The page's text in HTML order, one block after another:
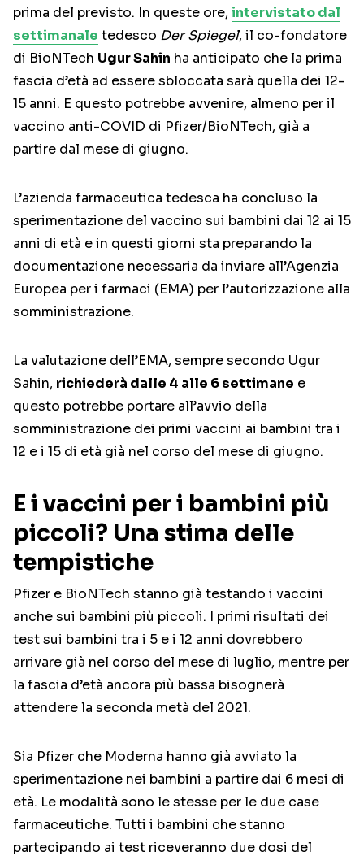
prima del previsto. In queste ore, intervistato dal
settimanale tedesco Der Spiegel, il co-fondatore
di BioNTech Ugur Sahin ha anticipato che la prima
fascia d’età ad essere sbloccata sarà quella dei 12-
15 anni. E questo potrebbe avvenire, almeno per il
vaccino anti-COVID di Pfizer/BioNTech, già a
partire dal mese di giugno.
L’azienda farmaceutica tedesca ha concluso la
sperimentazione del vaccino sui bambini dai 12 ai 15
anni di età e in questi giorni sta preparando la
documentazione necessaria da inviare all’Agenzia
Europea per i farmaci (EMA) per l’autorizzazione alla
somministrazione.
La valutazione dell’EMA, sempre secondo Ugur
Sahin, richiederà dalle 4 alle 6 settimane e
questo potrebbe portare all’avvio della
somministrazione dei primi vaccini ai bambini tra i
12 e i 15 di età già nel corso del mese di giugno.
E i vaccini per i bambini più
piccoli? Una stima delle
tempistiche
Pfizer e BioNTech stanno già testando i vaccini
anche sui bambini più piccoli. I primi risultati dei
test sui bambini tra i 5 e i 12 anni dovrebbero
arrivare già nel corso del mese di luglio, mentre per
la fascia d’età ancora più bassa bisognerà
attendere la seconda metà del 2021.
Sia Pfizer che Moderna hanno già avviato la
sperimentazione nei bambini a partire dai 6 mesi di
età. Le modalità sono le stesse per le due case
farmaceutiche. Tutti i bambini che stanno
partecipando ai test riceveranno due dosi del